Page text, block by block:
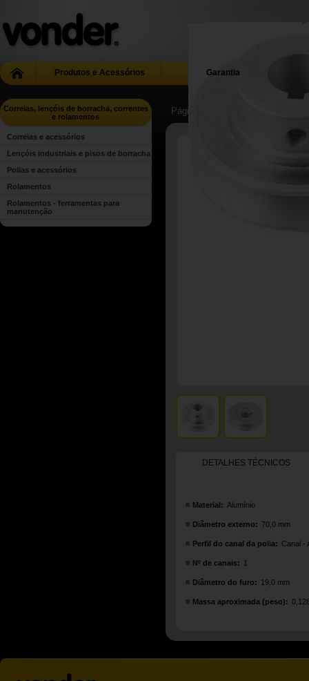
Produtos e Acessórios Garantia
Correias, lençóis de borracha, correntes
e rolamentos
Correias e acessórios
Lençóis industriais e pisos de borracha
Polias e acessórios
Rolamentos
Rolamentos - ferramentas para
manutenção
Página Inicial
DETALHES TÉCNICOS
Material: Alumínio
Diâmetro externo: 70,0 mm
Perfil do canal da polia: Canal -
Nº de canais: 1
Diâmetro do furo: 19,0 mm
Massa aproximada (peso):